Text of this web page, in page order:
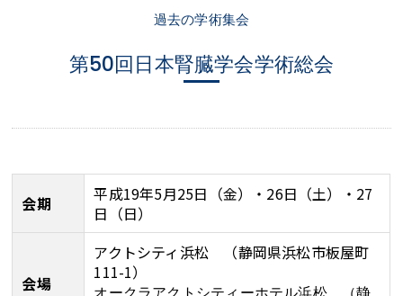
過去の学術集会
第50回日本腎臓学会学術総会
会期
平成19年5月25日（金）・26日（土）・27
日（日）
会場
アクトシティ浜松 （静岡県浜松市板屋町
111-1）
オークラアクトシティーホテル浜松 （静